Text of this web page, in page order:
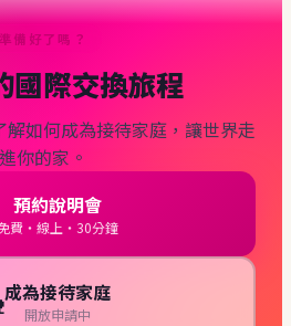
準備好了嗎？
國際交換旅程
如何成為接待家庭，讓世界走
進你的家。
預約說明會
費・線上・30分鐘
成為接待家庭
開放申請中